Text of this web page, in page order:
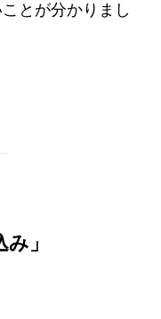
とが分かりまし
」